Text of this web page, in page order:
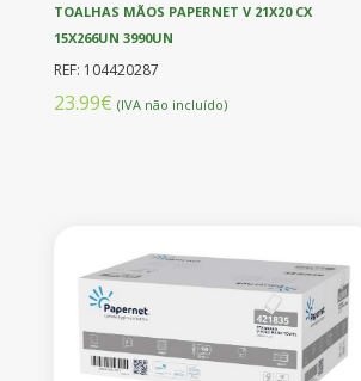
TOALHAS MÃOS PAPERNET V 21X20 CX
15X266UN 3990UN
REF: 104420287
23.99€ (IVA não incluído)